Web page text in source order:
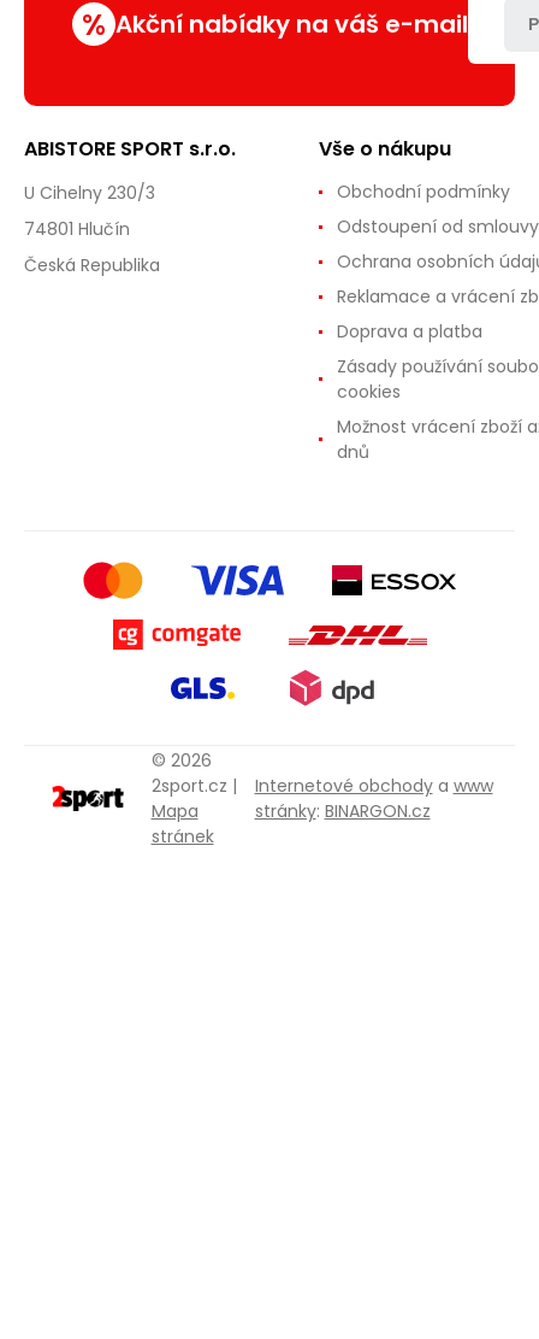
% Akční nabídky na váš e-mail
ABISTORE SPORT s.r.o.
U Cihelny 230/3
74801 Hlučín
Česká Republika
Vše o nákupu
Obchodní podmínky
Odstoupení od smlouvy
Ochrana osobních
Reklamace a vrácení
Doprava a platba
Zásady používání
cookies
Možnost vrácení zboží
dnů
© 2026
2sport.cz |
Mapa
stránek
Internetové obchodya www
stránky: BINARGON.cz